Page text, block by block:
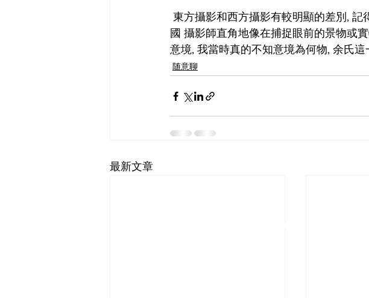
國 攝影師直角地像在捕捉眼前的景物或
意境, 我當時真的不知意境為何物, 余氏
随意聊
最新文章